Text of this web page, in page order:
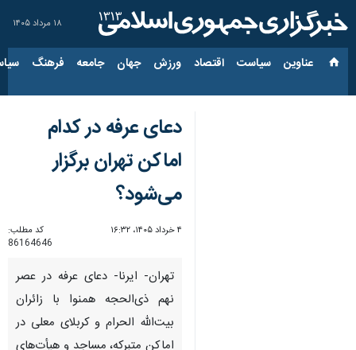
۱۸ مرداد ۱۴۰۵
عناوین‌ سیاست اقتصاد ورزش جهان جامعه فرهنگ
دعای عرفه در کدام
اماکن تهران برگزار
می‌شود؟
۴ خرداد ۱۴۰۵، ۱۶:۳۲
کد مطلب:
86164646
تهران- ایرنا- دعای عرفه در عصر
نهم ذی‌الحجه همنوا با زائران
بیت‌الله الحرام و کربلای معلی در
اماکن متبرکه، مساجد و هیأت‌های